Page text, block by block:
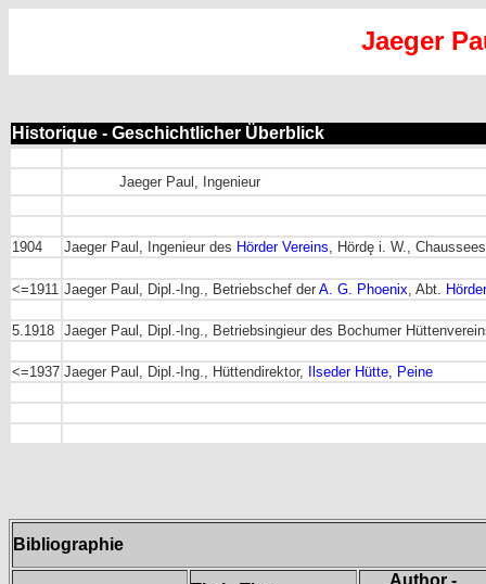
Jaeger
Historique - Geschichtlicher Überblick
Jaeger Paul, Ingenieur
1904 Jaeger Paul, Ingenieur des Hörder Vereins, Hördę i. W.,
<=1911 Jaeger Paul, Dipl.-Ing., Betriebschef der A. G. Phoenix, Abt.
5.1918 Jaeger Paul, Dipl.-Ing., Betriebsingieur des Bochumer
<=1937 Jaeger Paul, Dipl.-Ing., Hüttendirektor, Ilseder Hütte, Peine
Bibliographie
Author -